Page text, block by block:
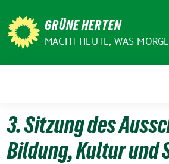
zum
Inhalt
GRÜNE HERTEN
MACHT HEUTE, WAS
3. Sitzung des
Bildung, Kultur und